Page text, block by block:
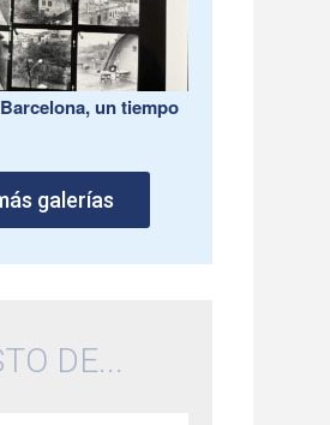
un tiempo
galerías
DE...